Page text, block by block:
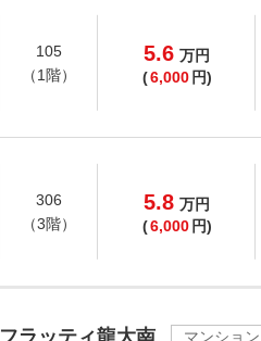
105
（1階）
5.6 万円
(6,000 円)
306
（3階）
5.8 万円
(6,000 円)
フラッティ龍大南
マンション